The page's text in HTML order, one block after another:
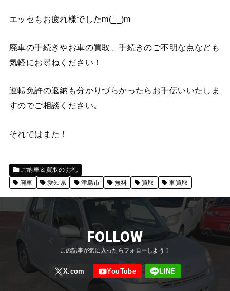
エッセもお疲れ様でしたm(__)m
廃車の手続きやお車の買取、手続きのご不明な点なども
気軽にお尋ねください！
運転免許の返納も分かりづらかったらお手伝いいたしま
すのでご相談ください。
それではまた！
ご納車＆買取のお礼
廃車
愛知県 津島市 無料 買取 車買取
FOLLOW